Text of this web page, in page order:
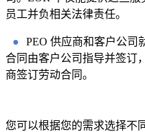
员工并负相关法律责任。
●
PEO 供应商和客户公司
合同由客户公司指导并签订
商签订劳动合同。
您可以根据您的需求选择不